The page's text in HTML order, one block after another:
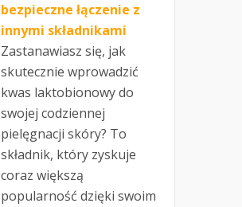
bezpieczne łączenie z
innymi składnikami
Zastanawiasz się, jak
skutecznie wprowadzić
kwas laktobionowy do
swojej codziennej
pielęgnacji skóry? To
składnik, który zyskuje
coraz większą
popularność dzięki swoim